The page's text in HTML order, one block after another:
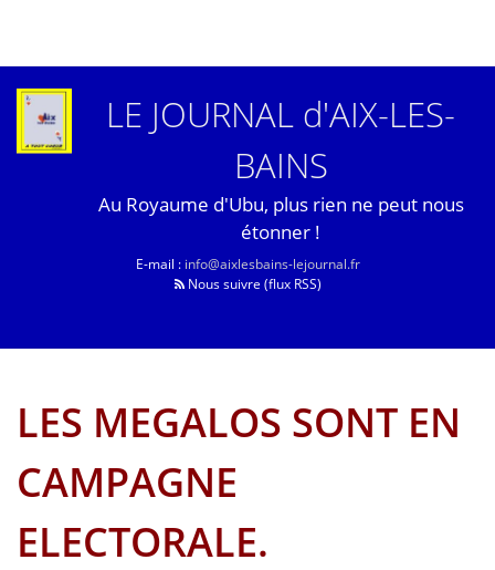
LE JOURNAL d'AIX-LES-
BAINS
Au Royaume d'Ubu, plus rien ne peut nous
étonner !
E-mail : info@aixlesbains-lejournal.fr
Nous suivre (flux RSS)
LES MEGALOS SONT EN
CAMPAGNE
ELECTORALE.